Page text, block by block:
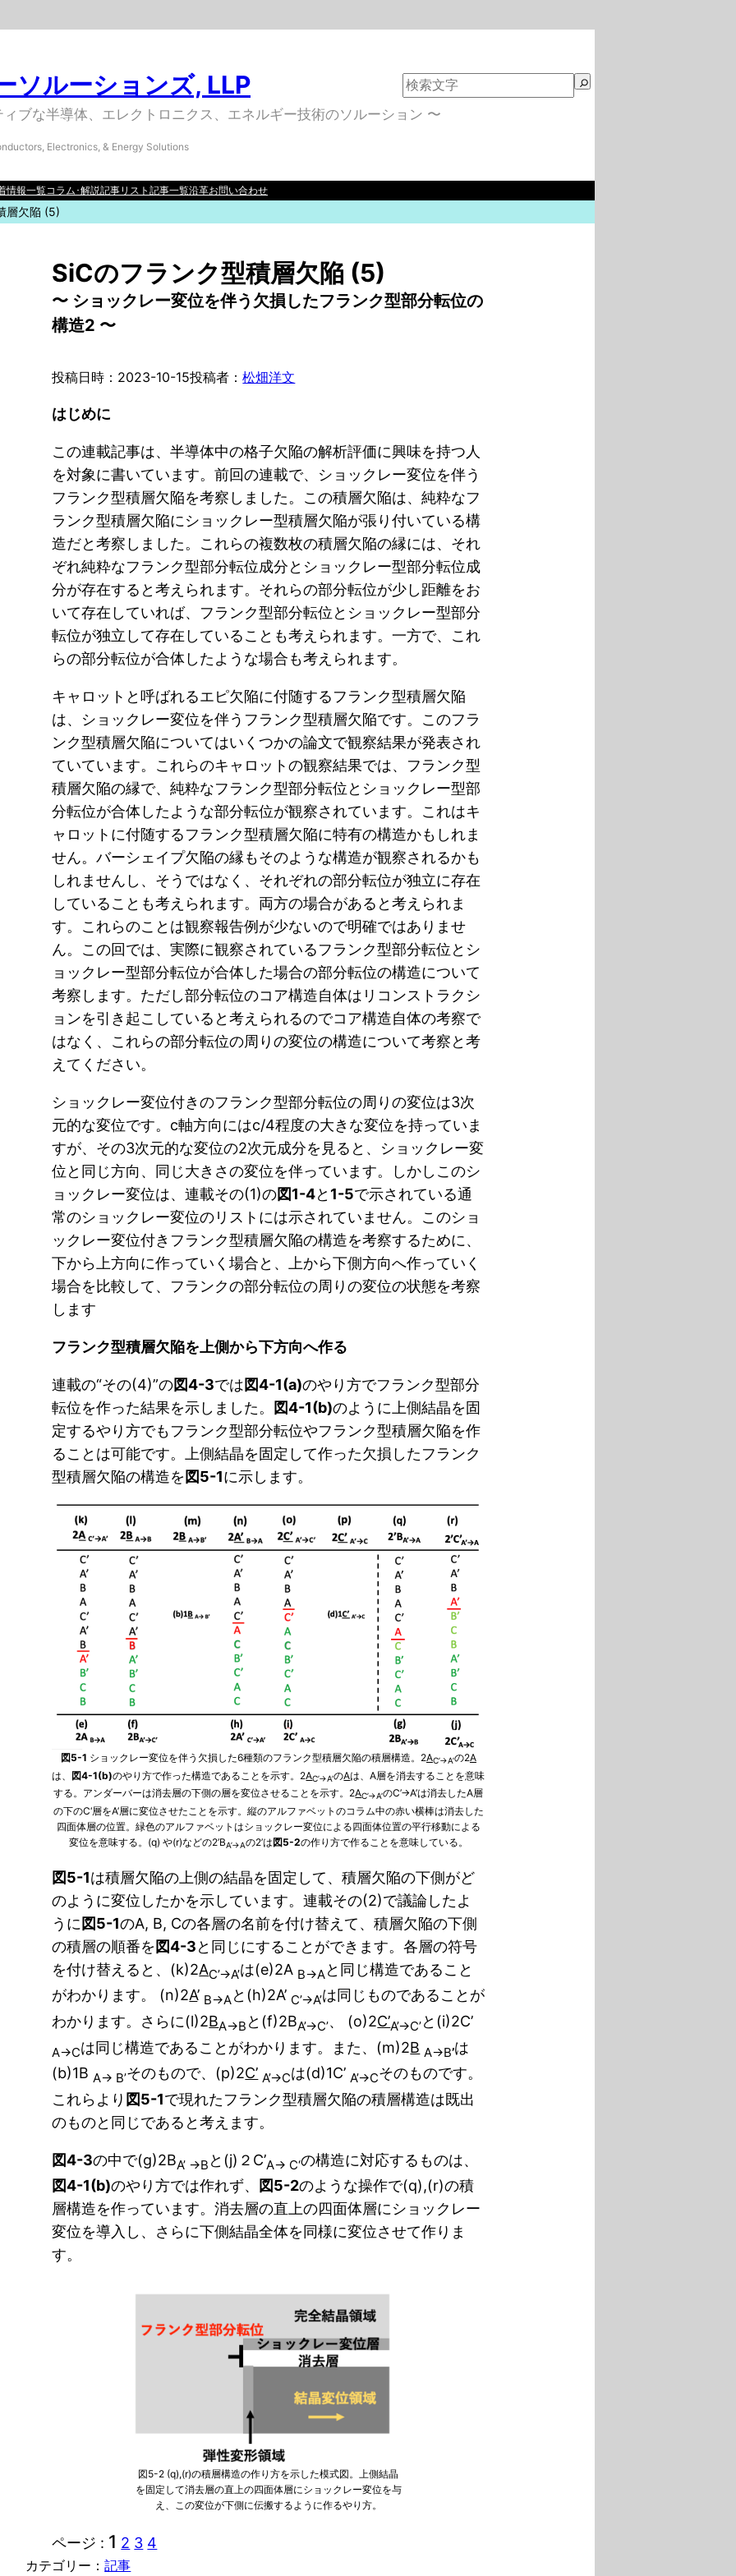
ソルーションズ, LLP
検
索
ブな半導体、エレクトロニクス、エネルギー技術のソルーション 〜
Electronics, & Energy Solutions
情報一覧コラム･解説記事リスト 記事一覧沿革お問い合わせ
層欠陥 (5)
SiCのフランク型積層欠陥 (5)
〜 ショックレー変位を伴う欠損したフランク型部分転位の
構造2 〜
2023-10-15 松畑洋文
はじめに
この連載記事は、半導体中の格子欠陥の解析評価に興味を持つ人
を対象に書いています。前回の連載で、ショックレー変位を伴う
フランク型積層欠陥を考察しました。この積層欠陥は、純粋なフ
ランク型積層欠陥にショックレー型積層欠陥が張り付いている構
造だと考察しました。これらの複数枚の積層欠陥の縁には、それ
ぞれ純粋なフランク型部分転位成分とショックレー型部分転位成
分が存在すると考えられます。それらの部分転位が少し距離をお
いて存在していれば、フランク型部分転位とショックレー型部分
転位が独立して存在していることも考えられます。一方で、これ
らの部分転位が合体したような場合も考えられます。
キャロットと呼ばれるエピ欠陥に付随するフランク型積層欠陥
は、ショックレー変位を伴うフランク型積層欠陥です。このフラ
ンク型積層欠陥についてはいくつかの論文で観察結果が発表され
ていています。これらのキャロットの観察結果では、フランク型
積層欠陥の縁で、純粋なフランク型部分転位とショックレー型部
分転位が合体したような部分転位が観察されています。これはキ
ャロットに付随するフランク型積層欠陥に特有の構造かもしれま
せん。バーシェイプ欠陥の縁もそのような構造が観察されるかも
しれませんし、そうではなく、それぞれの部分転位が独立に存在
していることも考えられます。両方の場合があると考えられま
す。これらのことは観察報告例が少ないので明確ではありませ
ん。この回では、実際に観察されているフランク型部分転位とシ
ョックレー型部分転位が合体した場合の部分転位の構造について
考察します。ただし部分転位のコア構造自体はリコンストラクシ
ョンを引き起こしていると考えられるのでコア構造自体の考察で
はなく、これらの部分転位の周りの変位の構造について考察と考
えてください。
ショックレー変位付きのフランク型部分転位の周りの変位は3次
元的な変位です。c軸方向にはc/4程度の大きな変位を持っていま
すが、その3次元的な変位の2次元成分を見ると、ショックレー変
位と同じ方向、同じ大きさの変位を伴っています。しかしこのシ
ョックレー変位は、連載その(1)の図1-4と 1-5で示されている通
常のショックレー変位のリストには示されていません。このショ
ックレー変位付きフランク型積層欠陥の構造を考察するために、
下から上方向に作っていく場合と、上から下側方向へ作っていく
場合を比較して、フランクの部分転位の周りの変位の状態を考察
します
フランク型積層欠陥を上側から下方向へ作る
連載の“その(4)”の図4-3では図4-1(a)のやり方でフランク型部分
転位を作った結果を示しました。
図4-1(b)のように上側結晶を固
定するやり方でもフランク型部分転位やフランク型積層欠陥を作
ることは可能です。上側結晶を固定して作った欠損したフランク
型積層欠陥の構造を 図5-1に示します。
図5-1 ショックレー変位を伴う欠損した6種類のフランク型積層欠陥の積層構造。2AC’→A’の2A
は、 図4-1(b)のやり方で作った構造であることを示す。2AC’→A’のAは、A層を消去することを意味
する。アンダーバーは消去層の下側の層を変位させることを示す。2AC’→A’のC’→A’は消去したA層
の下のC‘層をA’層に変位させたことを示す。縦のアルファベットのコラム中の赤い横棒は消去した
四面体層の位置。緑色のアルファベットはショックレー変位による四面体位置の平行移動による
変位を意味する。(q) や(r)などの2’BA’→Aの2’は図5-2の作り方で作ることを意味している。
図5-1は積層欠陥の上側の結晶を固定して、積層欠陥の下側がど
のように変位したかを示しています。連載その(2)で議論したよ
うに 図5-1のA, B, Cの各層の名前を付け替えて、積層欠陥の下側
の積層の順番を 図4-3と同じにすることができます。各層の符号
を付け替えると、(k)2AC’→A’は(e)2A B→Aと同じ構造であること
がわかります。 (n)2A’ B→Aと(h)2A’ C’→A’は同じものであることが
わかります。さらに(l)2BA→B と(f)2BA’→C’、 (o)2C’A’→C’と(i)2C’
A→Cは同じ構造であることがわかります。また、(m)2B A→B’は
(b)1B A→ B’そのもので、(p)2C’ A’→Cは(d)1C’ A’→Cそのものです。
これらより 図5-1で現れたフランク型積層欠陥の積層構造は既出
のものと同じであると考えます。
図4-3の中で(g)2BA’ →B と(j)２C’A→ C‘の構造に対応するものは、
図4-1(b)のやり方では作れず、 図5-2のような操作で(q),(r)の積
層構造を作っています。消去層の直上の四面体層にショックレー
変位を導入し、さらに下側結晶全体を同様に変位させて作りま
す。
図5-2 (q),(r)の積層構造の作り方を示した模式図。上側結晶
を固定して消去層の直上の四面体層にショックレー変位を与
え、この変位が下側に伝搬するように作るやり方。
ページ : 1 2 3 4
カテゴリー：記事